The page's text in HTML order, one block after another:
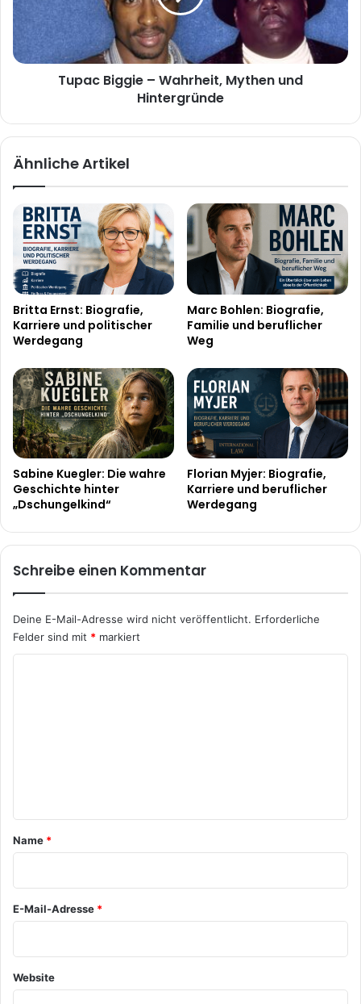
und
Hintergründe
Tupac Biggie – Wahrheit, Mythen und
Hintergründe
Ähnliche Artikel
Britta Ernst: Biografie,
Karriere und politischer
Werdegang
Marc Bohlen: Biografie,
Familie und beruflicher
Weg
Sabine Kuegler: Die wahre
Geschichte hinter
„Dschungelkind“
Florian Myjer: Biografie,
Karriere und beruflicher
Werdegang
Schreibe einen Kommentar
Deine E-Mail-Adresse wird nicht veröffentlicht. Erforderliche
Felder sind mit * markiert
a
*
Name *
E-Mail-Adresse *
Website